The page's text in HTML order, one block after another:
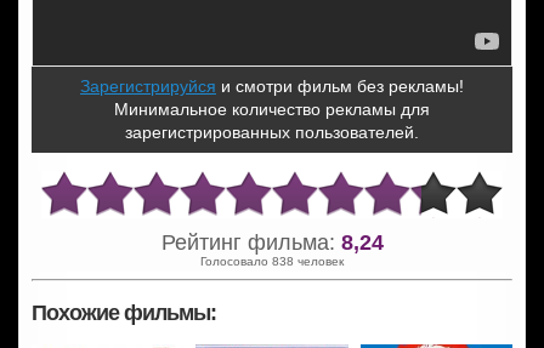
Зарегистрируйся и смотри фильм без рекламы!
Минимальное количество рекламы для
зарегистрированных пользователей.
Рейтинг фильма: 8,24
Голосовало 838 человек
Похожие фильмы: